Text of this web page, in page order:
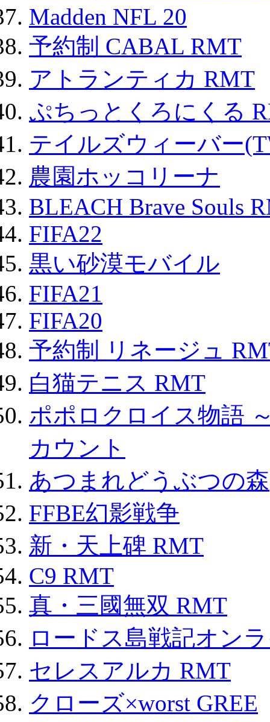
Madden NFL 20
予約制 CABAL RMT
アトランティカ RMT
ぷちっとくろにくる
テイルズウィーバー
農園ホッコリーナ
BLEACH Brave Souls
FIFA22
黒い砂漠モバイル
FIFA21
FIFA20
予約制 リネージュ
白猫テニス RMT
ポポロクロイス物語
カウント
あつまれどうぶつの森
FFBE幻影戦争
新・天上碑 RMT
C9 RMT
真・三國無双 RMT
ロードス島戦記オン
セレスアルカ RMT
クローズ×worst GREE